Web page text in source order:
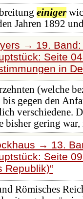
einiger
Jahren 1892
→ 19.
Seite
in
(welche
bis gegen den
verschiedene.
bisher gering
→ 13.
Seite
Republik)
Römisches